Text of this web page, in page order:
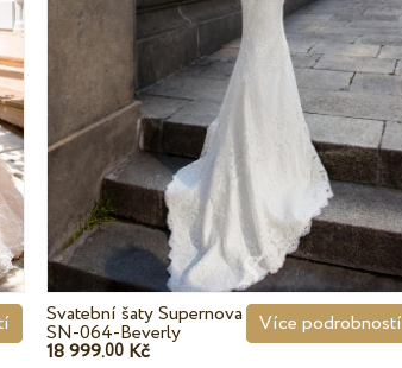
Svatební šaty Supernova
SN-064-Beverly
18 999.00 Kč
Více podrobností